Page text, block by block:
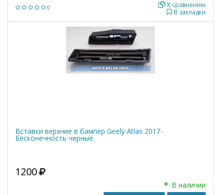
0
В закладки
К сравнению
Вставки верхние в бампер Geely Atlas 2017-
Бесконечность черные
1200
В наличии